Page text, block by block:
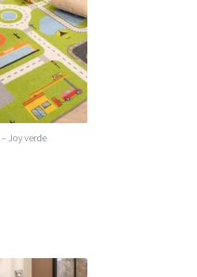
más alto (m²)
Joy verde